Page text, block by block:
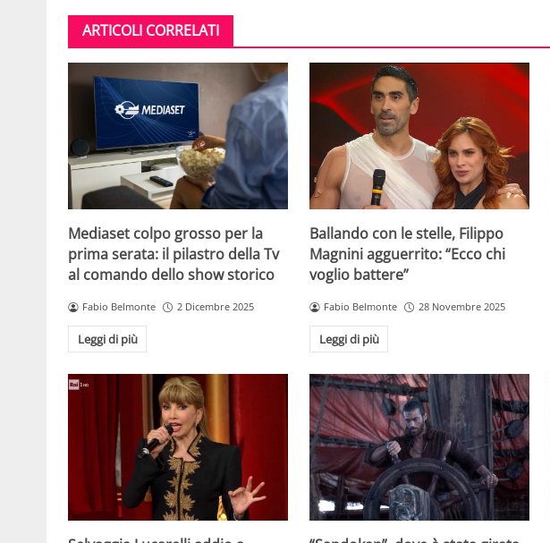
ARTICOLI CORRELATI
Mediaset colpo grosso per la
prima serata: il pilastro della Tv
al comando dello show storico
Fabio Belmonte 2 Dicembre 2025
Leggi di più
Ballando con le stelle, Filippo
Magnini agguerrito: “Ecco chi
voglio battere”
Fabio Belmonte 28 Novembre 2025
Leggi di più